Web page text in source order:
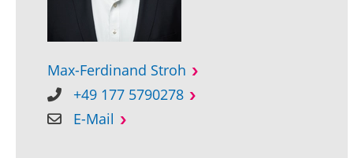
Max-Ferdinand Stroh
+49 177 5790278
E-Mail